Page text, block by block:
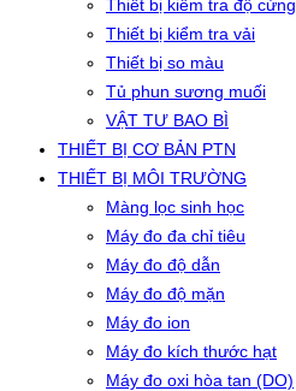
Thiết bị kiểm tra độ cứng
Thiết bị kiểm tra vải
Thiết bị so màu
Tủ phun sương muối
VẬT TƯ BAO BÌ
THIẾT BỊ CƠ BẢN PTN
THIẾT BỊ MÔI TRƯỜNG
Màng lọc sinh học
Máy đo đa chỉ tiêu
Máy đo độ dẫn
Máy đo độ mặn
Máy đo ion
Máy đo kích thước hạt
Máy đo oxi hòa tan (DO)